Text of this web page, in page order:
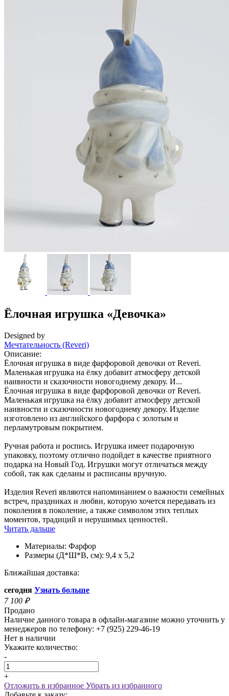
Ёлочная игрушка «Девочка»
Designed by
Мечтательность (Reveri)
Описание:
Ёлочная игрушка в виде фарфоровой девочки от Reveri.
Маленькая игрушка на ёлку добавит атмосферу детской
наивности и сказочности новогоднему декору. И...
Ёлочная игрушка в виде фарфоровой девочки от Reveri.
Маленькая игрушка на ёлку добавит атмосферу детской
наивности и сказочности новогоднему декору. Изделие
изготовлено из английского фарфора с золотым и
перламутровым покрытием.
Ручная работа и роспись. Игрушка имеет подарочную
упаковку, поэтому отлично подойдет в качестве приятного
подарка на Новый Год. Игрушки могут отличаться между
собой, так как сделаны и расписаны вручную.
Изделия Reveri являются напоминанием о важности семейных
встреч, праздниках и любви, которую хочется передавать из
поколения в поколение, а также символом этих теплых
моментов, традиций и нерушимых ценностей.
Читать дальше
Материалы: Фарфор
Размеры (Д*Ш*В, см): 9,4 х 5,2
Ближайшая доставка:
сегодня Узнать больше
7 100 ₽
Продано
Наличие данного товара в офлайн-магазине можно уточнить у
менеджеров по телефону: +7 (925) 229-46-19
Нет в наличии
Укажите количество:
-
+
Отложить в избранное Убрать из избранного